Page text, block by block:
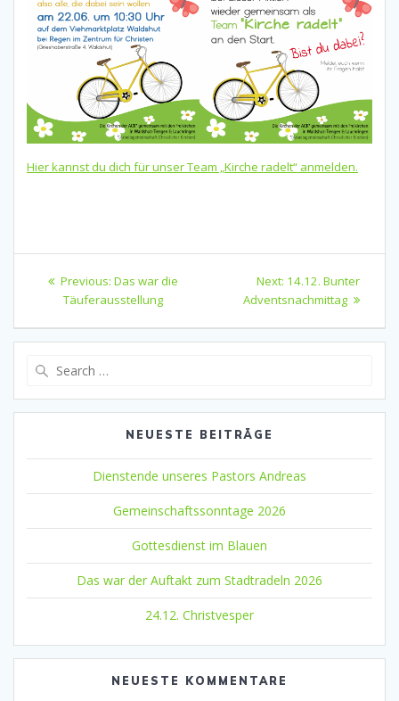
Hier kannst du dich für unser Team „Kirche radelt“ anmelden.
Beitragsnavigation
Previous: Previous
post:
Das war die
Täuferausstellung
Next: Next
post:
14.12. Bunter
Adventsnachmittag
NEUESTE BEITRÄGE
Dienstende unseres Pastors Andreas
Gemeinschaftssonntage 2026
Gottesdienst im Blauen
Das war der Auftakt zum Stadtradeln 2026
24.12. Christvesper
NEUESTE KOMMENTARE